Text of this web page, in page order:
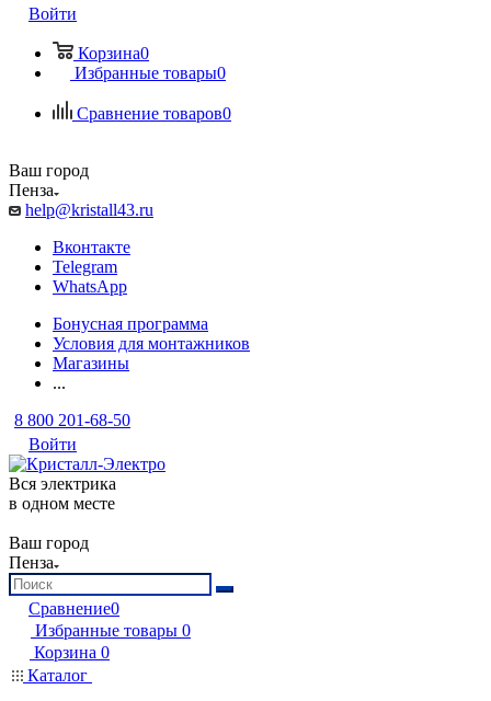
Войти
Корзина0
Избранные товары0
Сравнение товаров0
Ваш город
Пенза
help@kristall43.ru
Вконтакте
Telegram
WhatsApp
Бонусная программа
Условия для монтажников
Магазины
...
8 800 201-68-50
Войти
Вся электрика
в одном месте
Ваш город
Пенза
Сравнение0
Избранные товары 0
Корзина 0
Каталог